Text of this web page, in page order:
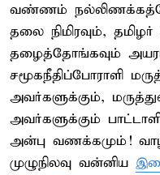
வண்ணம்
தலை நிமிரவும்,
தழைத்தோங்கவும்
சமூகநீதிப்போராளி
அவர்களுக்கும்,
அவர்களுக்கும்
அன்பு வணக்கமும்!
முழுநிலவு வன்னிய